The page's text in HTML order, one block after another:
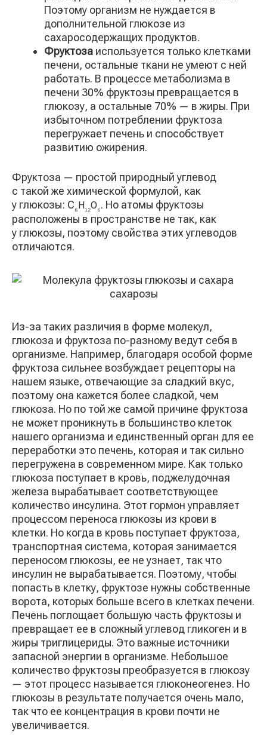
Поэтому организм не нуждается в
дополнительной глюкозе из
сахаросодержащих продуктов.
Фруктоза используется только клетками
печени, остальные ткани не умеют с ней
работать. В процессе метаболизма в
печени 30% фруктозы превращается в
глюкозу, а остальные 70% — в жиры. При
избыточном потреблении фруктоза
перегружает печень и способствует
развитию ожирения.
Фруктоза — простой природный углевод
с такой же химической формулой, как
у глюкозы: С₆ Н₁₂О₆. Но атомы фруктозы
расположены в пространстве не так, как
у глюкозы, поэтому свойства этих углеводов
отличаются.
Из-за таких различия в форме молекул,
глюкоза и фруктоза по-разному ведут себя в
организме. Например, благодаря особой форме
фруктоза сильнее возбуждает рецепторы на
нашем языке, отвечающие за сладкий вкус,
поэтому она кажется более сладкой, чем
глюкоза. Но по той же самой причине фруктоза
не может проникнуть в большинство клеток
нашего организма и единственный орган для ее
переработки это печень, которая и так сильно
перегружена в современном мире. Как только
глюкоза поступает в кровь, поджелудочная
железа вырабатывает соответствующее
количество инсулина. Этот гормон управляет
процессом переноса глюкозы из крови в
клетки. Но когда в кровь поступает фруктоза,
транспортная система, которая занимается
переносом глюкозы, ее не узнает, так что
инсулин не вырабатывается. Поэтому, чтобы
попасть в клетку, фруктозе нужны собственные
ворота, которых больше всего в клетках печени.
Печень поглощает большую часть фруктозы и
превращает ее в сложный углевод гликоген и в
жиры триглицериды. Это важные источники
запасной энергии в организме. Небольшое
количество фруктозы преобразуется в глюкозу
— этот процесс называется глюконеогенез. Но
глюкозы в результате получается очень мало,
так что ее концентрация в крови почти не
увеличивается.